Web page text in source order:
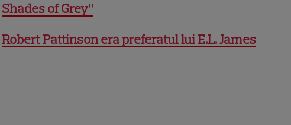
Shades of Grey”
Robert Pattinson era preferatul lui E.L. James